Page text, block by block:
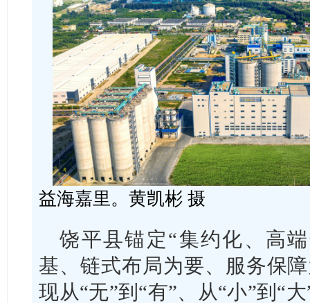
益海嘉里。黄凯彬 摄
饶平县锚定“集约化、高
基、链式布局为要、服务保
现从“无”到“有”、从“小”到“